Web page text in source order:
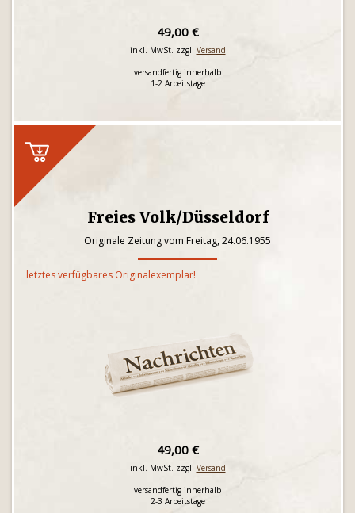
49,00 €
inkl. MwSt. zzgl. Versand
versandfertig innerhalb
1-2 Arbeitstage
Freies Volk/Düsseldorf
Originale Zeitung vom Freitag, 24.06.1955
letztes verfügbares Originalexemplar!
49,00 €
inkl. MwSt. zzgl. Versand
versandfertig innerhalb
2-3 Arbeitstage